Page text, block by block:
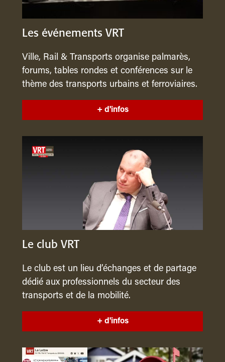
Les événements VRT
Ville, Rail & Transports organise palmarès,
forums, tables rondes et conférences sur le
thème des transports urbains et ferroviaires.
+ d'infos
Le club VRT
Le club est un lieu d’échanges et de partage
dédié aux professionnels du secteur des
transports et de la mobilité.
+ d'infos